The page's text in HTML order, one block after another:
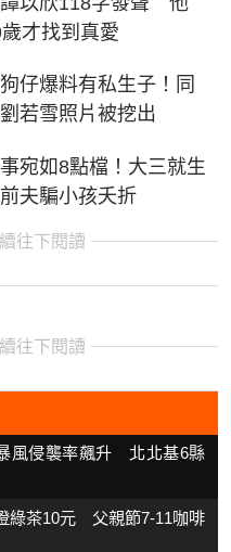
才找到真愛
仔爆料有私生子！同
若雪照片被挖出
宛如8點檔！大三就生
夫騙小孩夭折
往下閱讀
往下閱讀
風侵襲率飆升 北北基6縣
綠茶10元 父親節7-11咖啡